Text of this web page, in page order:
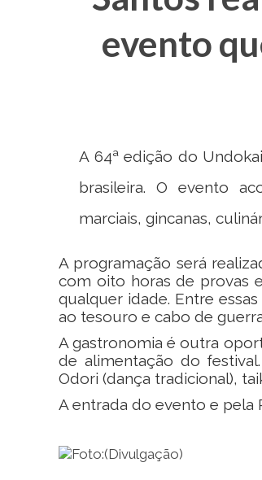
evento
A 64ª edição do
brasileira. O evento
marciais, gincanas,
A programação será
com oito horas de provas
qualquer idade. Entre
ao tesouro e cabo de
A gastronomia é outra
de alimentação do
Odori (dança tradicional),
A entrada do evento e pela